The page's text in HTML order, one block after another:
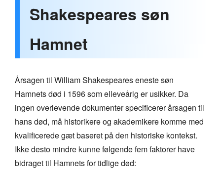
Shakespeares søn
Hamnet
Årsagen til William Shakespeares eneste søn
Hamnets død i 1596 som elleveårig er usikker. Da
ingen overlevende dokumenter specificerer årsagen til
hans død, må historikere og akademikere komme med
kvalificerede gæt baseret på den historiske kontekst.
Ikke desto mindre kunne følgende fem faktorer have
bidraget til Hamnets for tidlige død: